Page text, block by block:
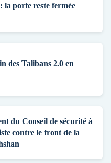
la porte reste fermée
des Talibans 2.0 en
du Conseil de sécurité à
contre le front de la